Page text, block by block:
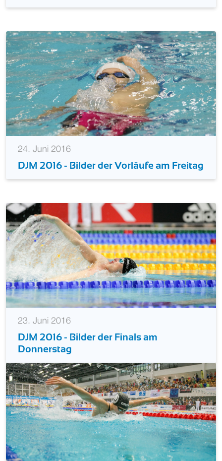
24. Juni 2016
DJM 2016 - Bilder der Vorläufe am Freitag
23. Juni 2016
DJM 2016 - Bilder der Finals am
Donnerstag